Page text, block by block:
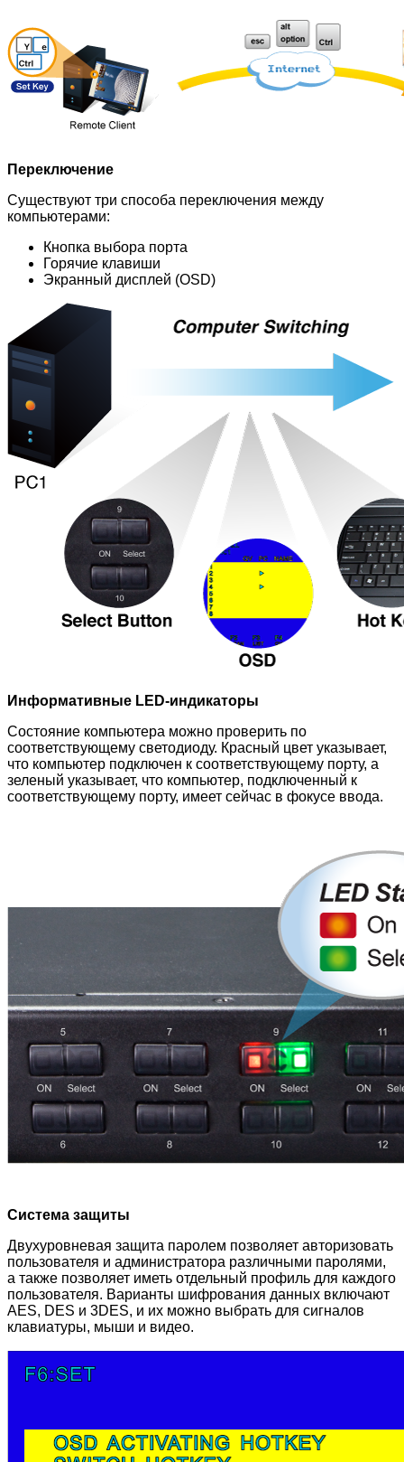
Переключение
Существуют три способа переключения между
компьютерами:
Кнопка выбора порта
Горячие клавиши
Экранный дисплей (OSD)
Информативные LED-индикаторы
Состояние компьютера можно проверить по
соответствующему светодиоду. Красный цвет указывает,
что компьютер подключен к соответствующему порту, а
зеленый указывает, что компьютер, подключенный к
соответствующему порту, имеет сейчас в фокусе ввода.
Система защиты
Двухуровневая защита паролем позволяет авторизовать
пользователя и администратора различными паролями,
а также позволяет иметь отдельный профиль для каждого
пользователя. Варианты шифрования данных включают
AES, DES и 3DES, и их можно выбрать для сигналов
клавиатуры, мыши и видео.